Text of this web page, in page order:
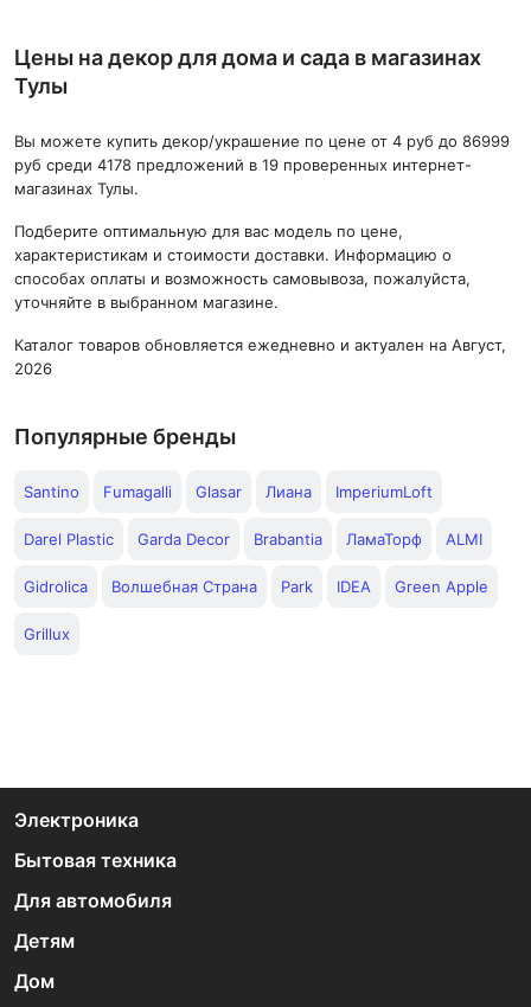
Цены на декор для дома и сада в магазинах
Тулы
Вы можете купить декор/украшение по цене от 4 руб до 86999
руб среди 4178 предложений в 19 проверенных интернет-
магазинах Тулы.
Подберите оптимальную для вас модель по цене,
характеристикам и стоимости доставки. Информацию о
способах оплаты и возможность самовывоза, пожалуйста,
уточняйте в выбранном магазине.
Каталог товаров обновляется ежедневно и актуален на Август,
2026
Популярные бренды
Santino Fumagalli Glasar Лиана ImperiumLoft
Darel Plastic Garda Decor Brabantia ЛамаТорф ALMI
Gidrolica Волшебная Страна Park IDEA Green Apple
Grillux
Электроника
Бытовая техника
Для автомобиля
Детям
Дом